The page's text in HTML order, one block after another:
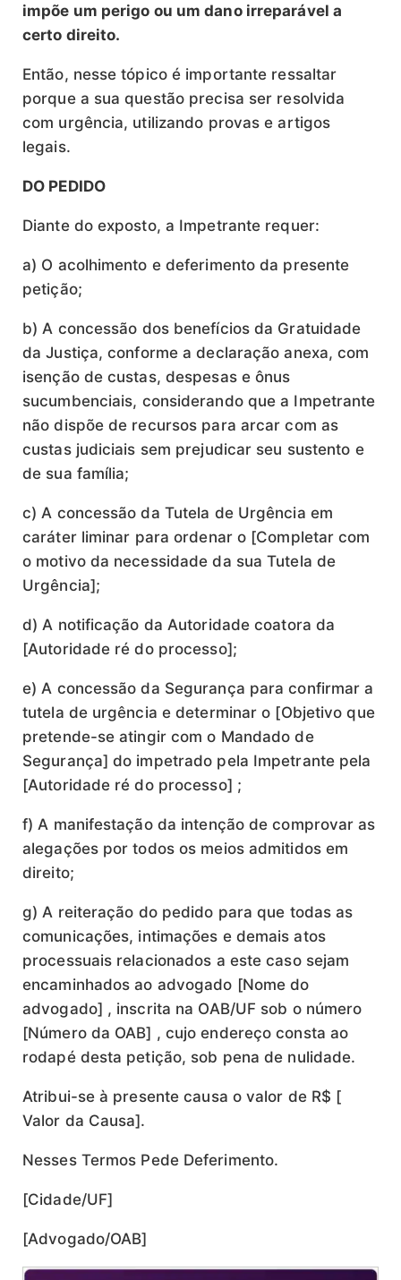
impõe um perigo ou um dano irreparável a
certo direito.
Então, nesse tópico é importante ressaltar
porque a sua questão precisa ser resolvida
com urgência, utilizando provas e artigos
legais.
DO PEDIDO
Diante do exposto, a Impetrante requer:
a) O acolhimento e deferimento da presente
petição;
b) A concessão dos benefícios da Gratuidade
da Justiça, conforme a declaração anexa, com
isenção de custas, despesas e ônus
sucumbenciais, considerando que a Impetrante
não dispõe de recursos para arcar com as
custas judiciais sem prejudicar seu sustento e
de sua família;
c) A concessão da Tutela de Urgência em
caráter liminar para ordenar o [Completar com
o motivo da necessidade da sua Tutela de
Urgência];
d) A notificação da Autoridade coatora da
[Autoridade ré do processo];
e) A concessão da Segurança para confirmar a
tutela de urgência e determinar o [Objetivo que
pretende-se atingir com o Mandado de
Segurança] do impetrado pela Impetrante pela
[Autoridade ré do processo] ;
f) A manifestação da intenção de comprovar as
alegações por todos os meios admitidos em
direito;
g) A reiteração do pedido para que todas as
comunicações, intimações e demais atos
processuais relacionados a este caso sejam
encaminhados ao advogado [Nome do
advogado] , inscrita na OAB/UF sob o número
[Número da OAB] , cujo endereço consta ao
rodapé desta petição, sob pena de nulidade.
Atribui-se à presente causa o valor de R$ [
Valor da Causa].
Nesses Termos Pede Deferimento.
[Cidade/UF]
[Advogado/OAB]